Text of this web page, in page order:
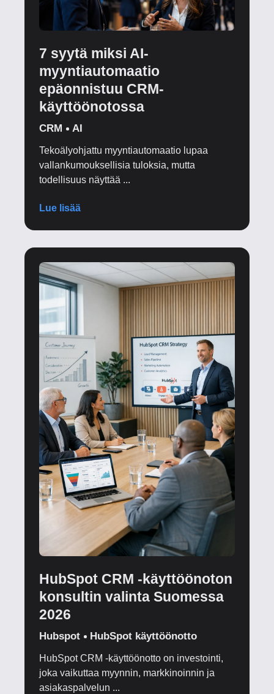
7 syytä miksi AI-
myyntiautomaatio
epäonnistuu CRM-
käyttöönotossa
CRM AI
Tekoälyohjattu myyntiautomaatio lupaa
vallankumouksellisia tuloksia, mutta
todellisuus näyttää ...
Lue lisää
HubSpot CRM -käyttöönoton
konsultin valinta Suomessa
2026
Hubspot HubSpot käyttöönotto
HubSpot CRM -käyttöönotto on investointi,
joka vaikuttaa myynnin, markkinoinnin ja
asiakaspalvelun ...